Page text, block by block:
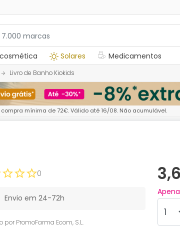
Solares Medicamentos
Livro de Banho Kiokids
compra mínima de 72€. Válido até 16/08. Não acumulável.
0
Envio em 24-72h
por PromoFarma Ecom, S.L.